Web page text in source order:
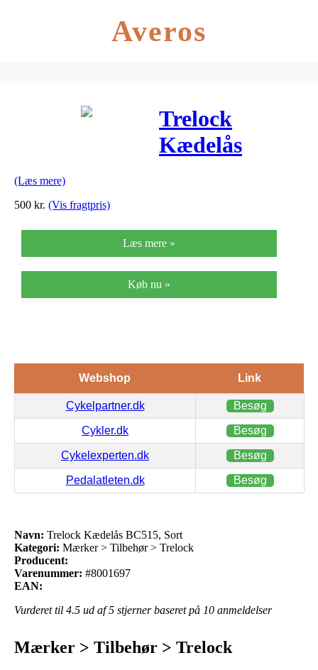
Averos
Trelock
Kædelås
(Læs mere)
500 kr. (Vis fragtpris)
Læs mere »
Køb nu »
Webshop Link
Cykelpartner.dk Besøg
Cykler.dk Besøg
Cykelexperten.dk Besøg
Pedalatleten.dk Besøg
Navn: Trelock Kædelås BC515, Sort
Kategori: Mærker > Tilbehør > Trelock
Producent:
Varenummer: #8001697
EAN:
Vurderet til 4.5 ud af 5 stjerner baseret på 10 anmeldelser
Mærker > Tilbehør > Trelock